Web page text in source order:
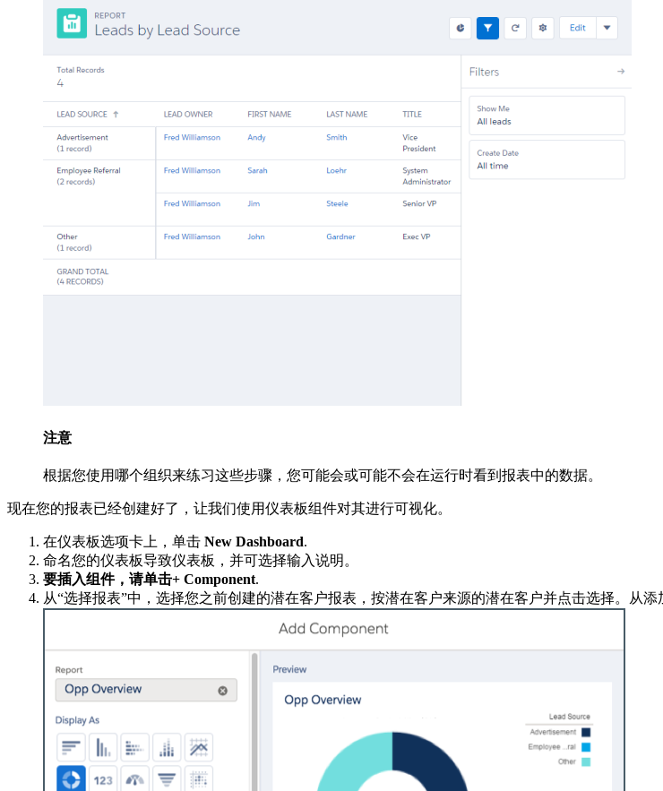
注意
根据您使用哪个组织来练习这些步骤，您可能会或可能不会在运行时看到报表中的数据。
现在您的报表已经创建好了，让我们使用仪表板组件对其进行可视化。
在仪表板选项卡上，单击 New Dashboard.
命名您的仪表板导致仪表板，并可选择输入说明。
要插入组件，请单击+ Component.
从“选择报表”中，选择您之前创建的潜在客户报表，按潜在客户来源的潜在客户并点击选择。从添